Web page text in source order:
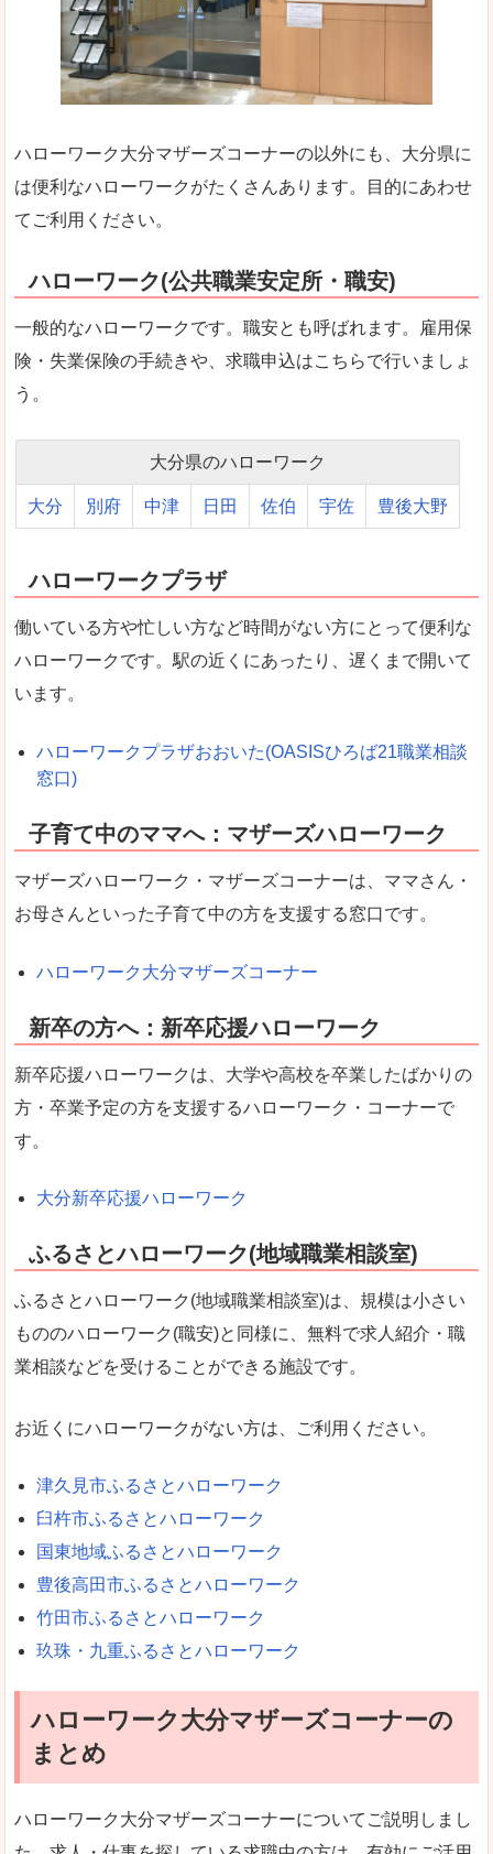
ハローワーク大分マザーズコーナーの以外にも、大分県に
は便利なハローワークがたくさんあります。目的にあわせ
てご利用ください。
ハローワーク(公共職業安定所・職安)
一般的なハローワークです。職安とも呼ばれます。雇用保
険・失業保険の手続きや、求職申込はこちらで行いましょ
う。
大分県のハローワーク
大分 別府 中津 日田 佐伯 宇佐 豊後大野
ハローワークプラザ
働いている方や忙しい方など時間がない方にとって便利な
ハローワークです。駅の近くにあったり、遅くまで開いて
います。
ハローワークプラザおおいた(OASISひろば21職業相談
窓口)
子育て中のママへ：マザーズハローワーク
マザーズハローワーク・マザーズコーナーは、ママさん・
お母さんといった子育て中の方を支援する窓口です。
ハローワーク大分マザーズコーナー
新卒の方へ：新卒応援ハローワーク
新卒応援ハローワークは、大学や高校を卒業したばかりの
方・卒業予定の方を支援するハローワーク・コーナーで
す。
大分新卒応援ハローワーク
ふるさとハローワーク(地域職業相談室)
ふるさとハローワーク(地域職業相談室)は、規模は小さい
もののハローワーク(職安)と同様に、無料で求人紹介・職
業相談などを受けることができる施設です。
お近くにハローワークがない方は、ご利用ください。
津久見市ふるさとハローワーク
臼杵市ふるさとハローワーク
国東地域ふるさとハローワーク
豊後高田市ふるさとハローワーク
竹田市ふるさとハローワーク
玖珠・九重ふるさとハローワーク
ハローワーク大分マザーズコーナーの
まとめ
ハローワーク大分マザーズコーナーについてご説明しまし